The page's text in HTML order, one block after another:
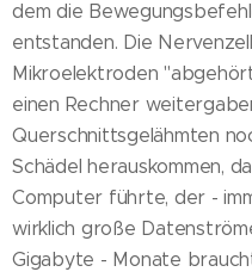
dem die
entstanden. Die
Mikroelektroden
einen Rechner
Querschnittsgelähmten
Schädel herauskommen,
Computer führte, der -
wirklich große
Gigabyte - Monate